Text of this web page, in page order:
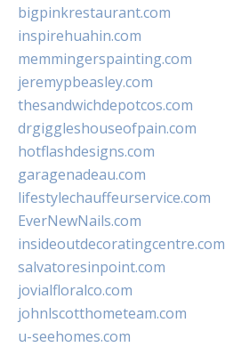
bigpinkrestaurant.com
inspirehuahin.com
memmingerspainting.com
jeremypbeasley.com
thesandwichdepotcos.com
drgiggleshouseofpain.com
hotflashdesigns.com
garagenadeau.com
lifestylechauffeurservice.com
EverNewNails.com
insideoutdecoratingcentre.com
salvatoresinpoint.com
jovialfloralco.com
johnlscotthometeam.com
u-seehomes.com